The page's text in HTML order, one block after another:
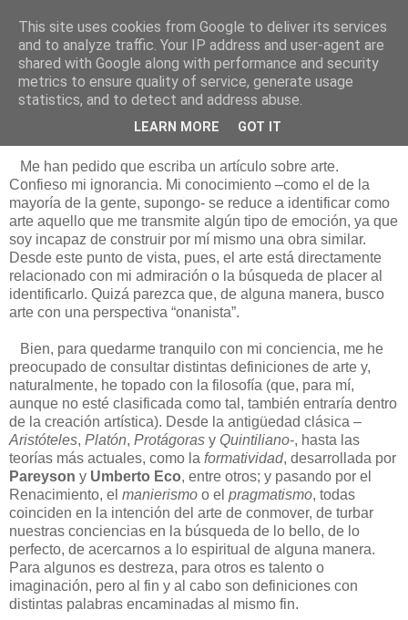
Está de pinga
6/2/17
Teorizando sobre el arte
Me han pedido que escriba un artículo sobre arte.
Confieso mi ignorancia. Mi conocimiento –como el de la
mayoría de la gente, supongo- se reduce a identificar como
arte aquello que me transmite algún tipo de emoción, ya que
soy incapaz de construir por mí mismo una obra similar.
Desde este punto de vista, pues, el arte está directamente
relacionado con mi admiración o la búsqueda de placer al
identificarlo. Quizá parezca que, de alguna manera, busco
arte con una perspectiva “onanista”.
Bien, para quedarme tranquilo con mi conciencia, me he
preocupado de consultar distintas definiciones de arte y,
naturalmente, he topado con la filosofía (que, para mí,
aunque no esté clasificada como tal, también entraría dentro
de la creación artística). Desde la antigüedad clásica –
Aristóteles, Platón, Protágoras y Quintiliano-, hasta las
teorías más actuales, como la formatividad, desarrollada por
Pareyson y Umberto Eco, entre otros; y pasando por el
Renacimiento, el manierismo o el pragmatismo, todas
coinciden en la intención del arte de conmover, de turbar
nuestras conciencias en la búsqueda de lo bello, de lo
perfecto, de acercarnos a lo espiritual de alguna manera.
Para algunos es destreza, para otros es talento o
imaginación, pero al fin y al cabo son definiciones con
distintas palabras encaminadas al mismo fin.
This site uses cookies from Google to deliver its services
and to analyze traffic. Your IP address and user-agent are
shared with Google along with performance and security
metrics to ensure quality of service, generate usage
statistics, and to detect and address abuse.
LEARN MORE GOT IT